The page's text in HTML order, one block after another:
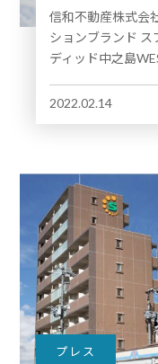
信和不動産株式会
ションブランド ス
ディッド中之島
2022.02.14
プレス